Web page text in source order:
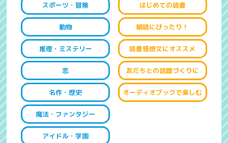
スポーツ・冒険
動物
推理・ミステリー
恋
名作・歴史
魔法・ファンタジー
アイドル・学園
はじめての読書
朝読にぴったり！
読書感想文にオススメ
友だちとの話題づくりに
オーディオブックで楽しむ